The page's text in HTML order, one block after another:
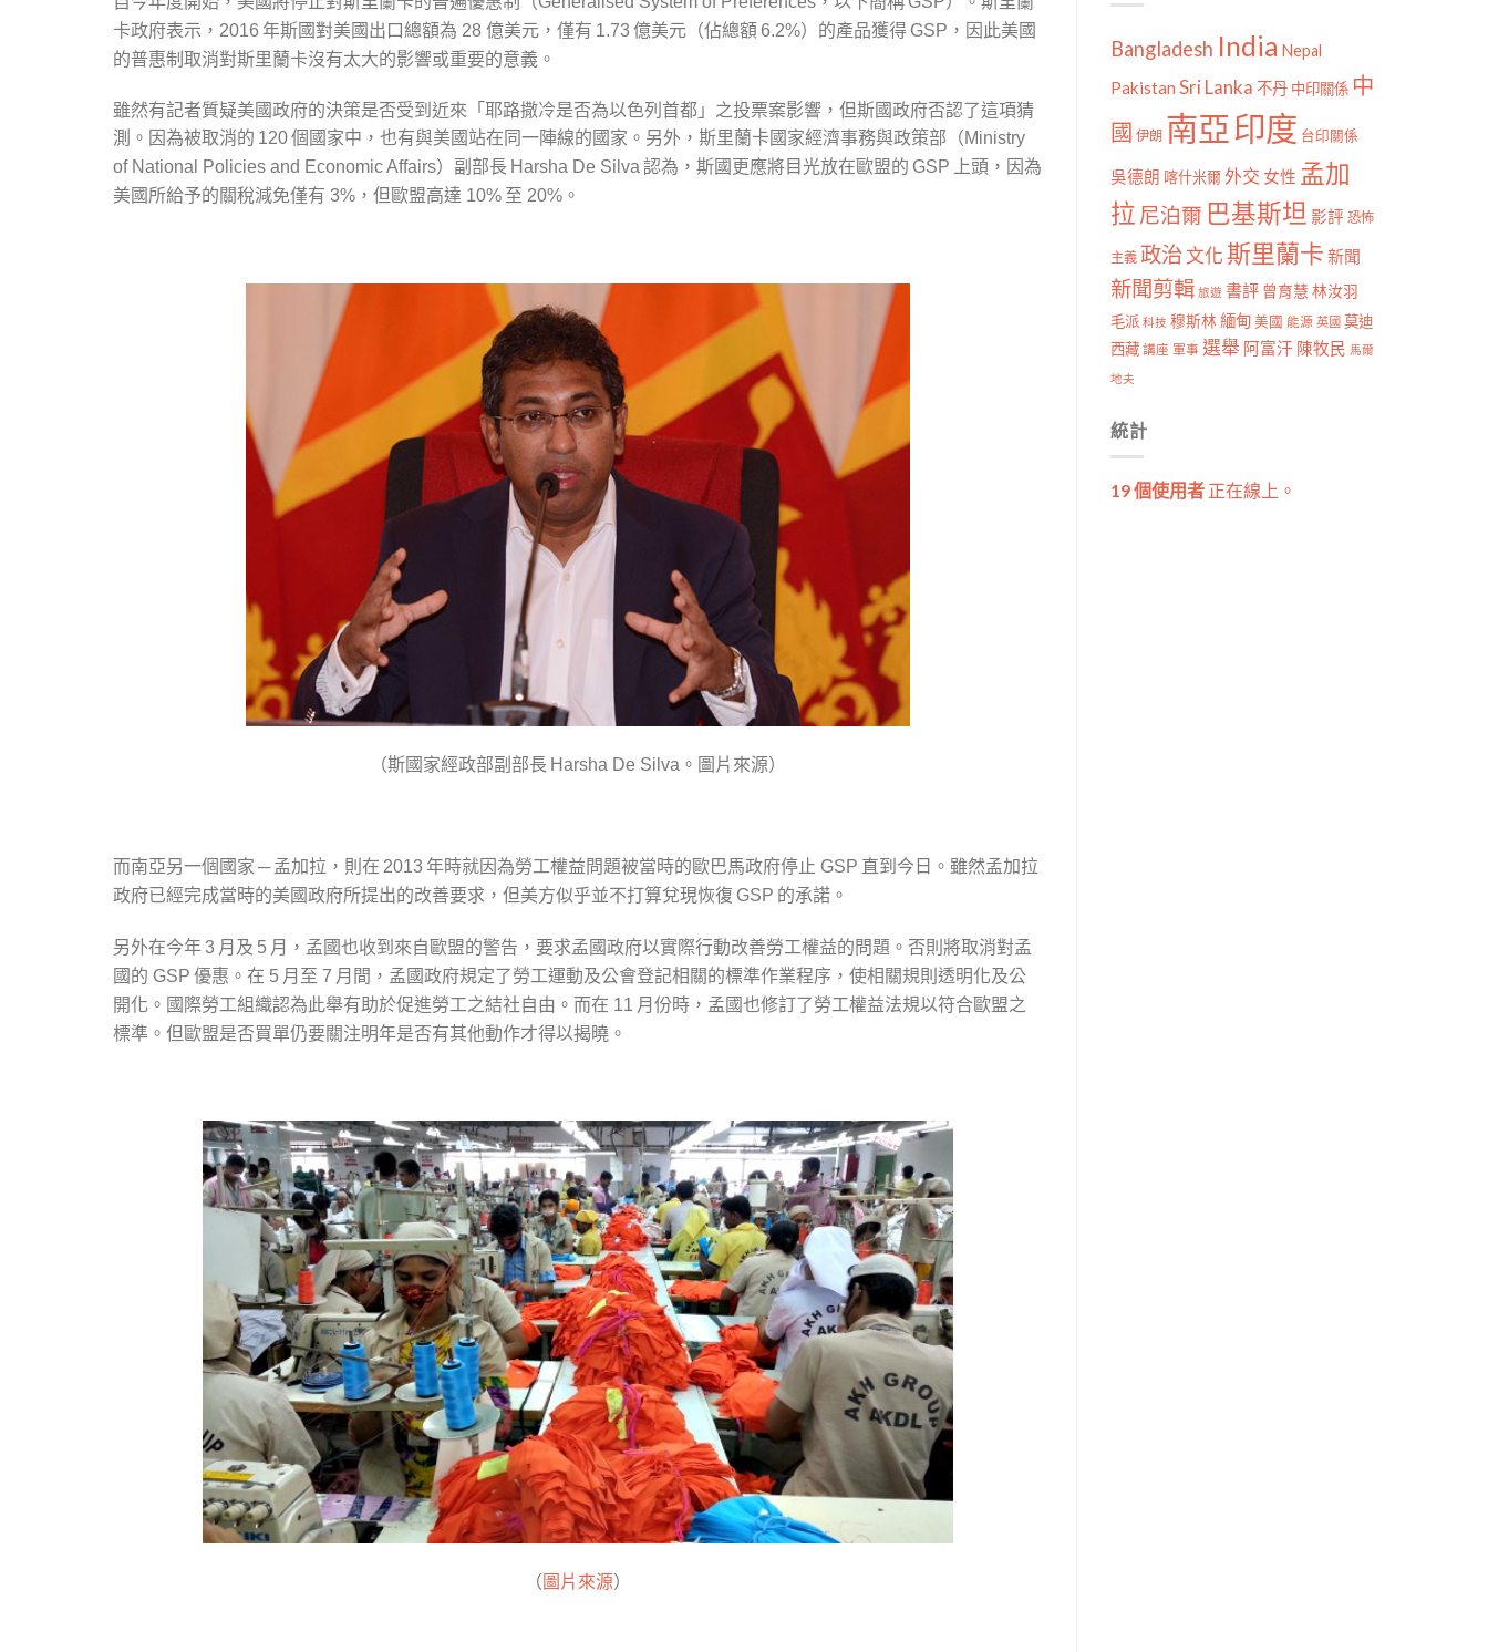
卡政府表示， 2016 年斯國對美國出口總額為 28 億美元，僅有 1.73 億美元（佔總額6.2%）的產品獲得 GSP ，因此美國
的普惠制取消對斯里蘭卡沒有太大的影響或重要的意義。
雖然有記者質疑美國政府的決策是否受到近來「耶路撒冷是否為以色列首都」之投票案影響，但斯國政府否認了這項猜
測。因為被取消的 120個國家中，也有與美國站在同一陣線的國家。另外，斯里蘭卡國家經濟事務與政策部（Ministry
of National Policies and Economic Affairs）副部長 Harsha De Silva 認為，斯國更應將目光放在歐盟的 GSP
上頭，因為
美國所給予的關稅減免僅有 3% ，但歐盟高達 10% 至 20% 。
（斯國家經政部副部長 Harsha De Silva 。圖片來源）
而南亞另一個國家 ─ 孟加拉，則在 2013 年時就因為勞工權益問題被當時的歐巴馬政府停止 GSP 直到今日。雖然孟加拉
政府已經完成當時的美國政府所提出的改善要求，但美方似乎並不打算兌現恢復 GSP 的承諾。
另外在今年3 月及 5 月，孟國也收到來自歐盟的警告，要求孟國政府以實際行動改善勞工權益的問題。否則將取消對孟
國的 GSP 優惠。在 5 月至 7 月間，孟國政府規定了勞工運動及公會登記相關的標準作業程序，使相關規則透明化及公
開化。國際勞工組織認為此舉有助於促進勞工之結社自由。而在 11 月份時，孟國也修訂了勞工權益法規以符合歐盟之
標準。但歐盟是否買單仍要關注明年是否有其他動作才得以揭曉。
（圖片來源）
Bangladesh India Nepal
Pakistan Sri Lanka 不丹 中印關係 中
國 伊朗 南亞印度 台印關係
吳德朗 喀什米爾外交 女性 孟加
拉 尼泊爾 巴基斯坦 影評 恐怖
主義 政治文化斯里蘭卡 新聞
新聞剪輯 旅遊 書評 曾育慧 林汝羽
毛派 科技 穆斯林 緬甸 美國 能源 英國 莫迪
西藏 講座 軍事 選舉 阿富汗 陳牧民 馬爾
地夫
統計
19 個使用者 正在線上。